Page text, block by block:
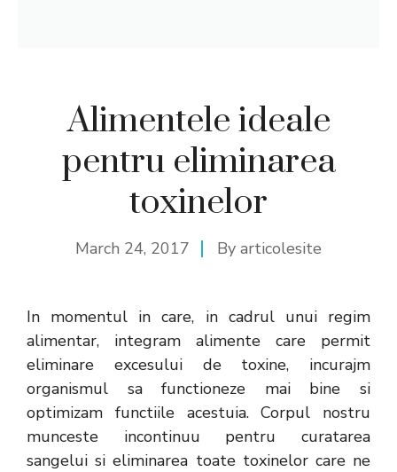
Alimentele ideale
pentru eliminarea
toxinelor
March 24, 2017 By articolesite
In momentul in care, in cadrul unui regim
alimentar, integram alimente care permit
eliminare excesului de toxine, incurajm
organismul sa functioneze mai bine si
optimizam functiile acestuia. Corpul nostru
munceste incontinuu pentru curatarea
sangelui si eliminarea toate toxinelor care ne